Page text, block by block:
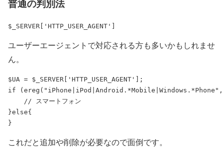
普通の判別法
ユーザーエージェントで対応される方も多いかもしれませ
ん。
$UA = $_SERVER['HTTP_USER_AGENT'];
if
    // スマートフォン
}else{
これだと追加や削除が必要なので面倒です。